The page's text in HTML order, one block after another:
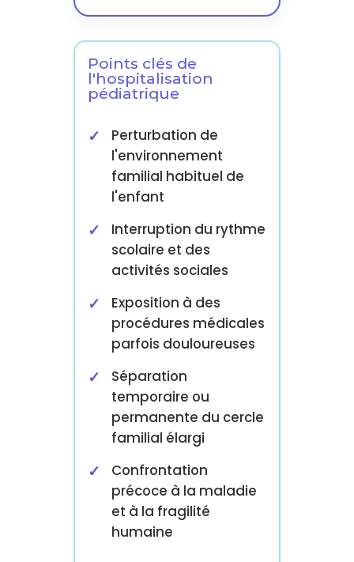
Points clés de
l'hospitalisation
pédiatrique
Perturbation de
l'environnement
familial habituel de
l'enfant
Interruption du rythme
scolaire et des
activités sociales
Exposition à des
procédures médicales
parfois douloureuses
Séparation
temporaire ou
permanente du cercle
familial élargi
Confrontation
précoce à la maladie
et à la fragilité
humaine